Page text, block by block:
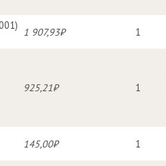
1 907,93₽ 1
925,21₽ 1
145,00₽ 1